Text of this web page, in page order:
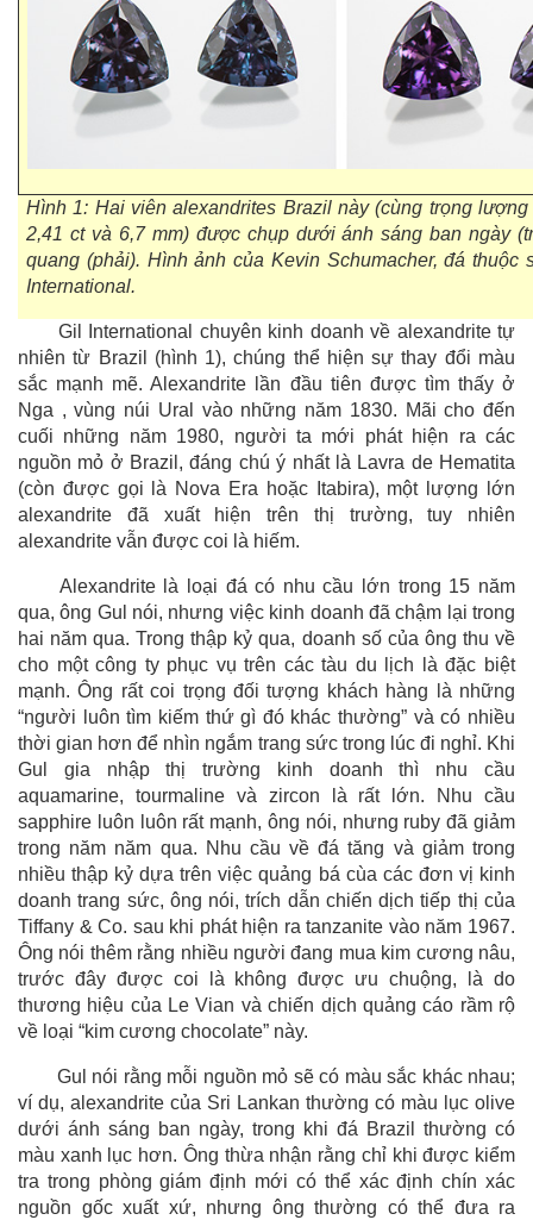
Hình 1: Hai viên alexandrites Brazil này (cùng trọng
2,41 ct và 6,7 mm) được chụp dưới ánh sáng ban ngày
quang (phải). Hình ảnh của Kevin Schumacher, đá thuộc
International.
Gil International chuyên kinh doanh về alexandrite tự
nhiên từ Brazil (hình 1), chúng thể hiện sự thay đổi màu
sắc mạnh mẽ. Alexandrite lần đầu tiên được tìm thấy ở
Nga , vùng núi Ural vào những năm 1830. Mãi cho đến
cuối những năm 1980, người ta mới phát hiện ra các
nguồn mỏ ở Brazil, đáng chú ý nhất là Lavra de Hematita
(còn được gọi là Nova Era hoặc Itabira), một lượng lớn
alexandrite đã xuất hiện trên thị trường, tuy nhiên
alexandrite vẫn được coi là hiếm.
Alexandrite là loại đá có nhu cầu lớn trong 15 năm
qua, ông Gul nói, nhưng việc kinh doanh đã chậm lại trong
hai năm qua. Trong thập kỷ qua, doanh số của ông thu về
cho một công ty phục vụ trên các tàu du lịch là đặc biệt
mạnh. Ông rất coi trọng đối tượng khách hàng là những
“người luôn tìm kiếm thứ gì đó khác thường” và có nhiều
thời gian hơn để nhìn ngắm trang sức trong lúc đi nghỉ. Khi
Gul gia nhập thị trường kinh doanh thì nhu cầu
aquamarine, tourmaline và zircon là rất lớn. Nhu cầu
sapphire luôn luôn rất mạnh, ông nói, nhưng ruby đã giảm
trong năm năm qua. Nhu cầu về đá tăng và giảm trong
nhiều thập kỷ dựa trên việc quảng bá cùa các đơn vị kinh
doanh trang sức, ông nói, trích dẫn chiến dịch tiếp thị của
Tiffany & Co. sau khi phát hiện ra tanzanite vào năm 1967.
Ông nói thêm rằng nhiều người đang mua kim cương nâu,
trước đây được coi là không được ưu chuộng, là do
thương hiệu của Le Vian và chiến dịch quảng cáo rầm rộ
về loại “kim cương chocolate” này.
Gul nói rằng mỗi nguồn mỏ sẽ có màu sắc khác nhau;
ví dụ, alexandrite của Sri Lankan thường có màu lục olive
dưới ánh sáng ban ngày, trong khi đá Brazil thường có
màu xanh lục hơn. Ông thừa nhận rằng chỉ khi được kiểm
tra trong phòng giám định mới có thể xác định chín xác
nguồn gốc xuất xứ, nhưng ông thường có thể đưa ra